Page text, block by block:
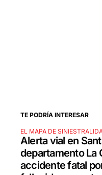
TE PODRÍA INTERESAR
EL MAPA DE
Alerta vial en
departamento La
accidente fatal